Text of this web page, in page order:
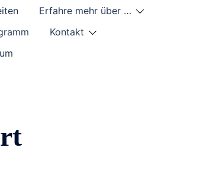
Erfahre mehr über …
Kontakt